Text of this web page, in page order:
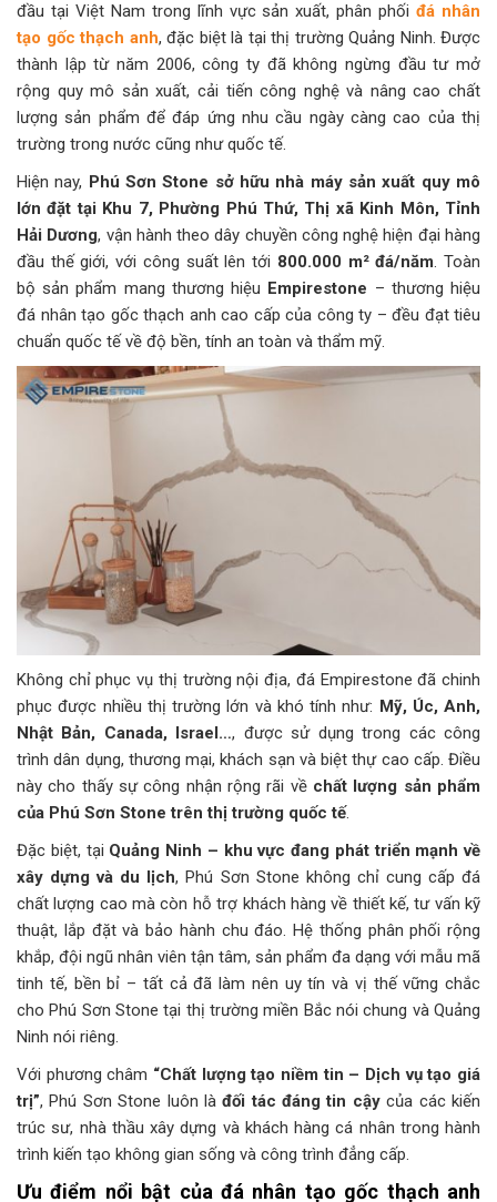
đầu tại Việt Nam trong lĩnh vực sản xuất, phân phốiđá nhân
tạo gốc thạch anh, đặc biệt là tại thị trường Quảng Ninh. Được
thành lập từ năm 2006, công ty đã không ngừng đầu tư mở
rộng quy mô sản xuất, cải tiến công nghệ và nâng cao chất
lượng sản phẩm để đáp ứng nhu cầu ngày càng cao của thị
trường trong nước cũng như quốc tế.
Hiện nay, Phú Sơn Stone sở hữu nhà máy sản xuất quy mô
lớn đặt tại Khu 7, Phường Phú Thứ, Thị xã Kinh Môn, Tỉnh
Hải Dương, vận hành theo dây chuyền công nghệ hiện đại hàng
đầu thế giới, với công suất lên tới 800.000 m² đá/năm. Toàn
bộ sản phẩm mang thương hiệu Empirestone – thương hiệu
đá nhân tạo gốc thạch anh cao cấp của công ty – đều đạt tiêu
chuẩn quốc tế về độ bền, tính an toàn và thẩm mỹ.
Không chỉ phục vụ thị trường nội địa, đá Empirestone đã chinh
phục được nhiều thị trường lớn và khó tính như: Mỹ, Úc, Anh,
Nhật Bản, Canada, Israel…, được sử dụng trong các công
trình dân dụng, thương mại, khách sạn và biệt thự cao cấp. Điều
này cho thấy sự công nhận rộng rãi về chất lượng sản phẩm
của Phú Sơn Stone trên thị trường quốc tế.
Đặc biệt, tại Quảng Ninh – khu vực đang phát triển mạnh về
xây dựng và du lịch, Phú Sơn Stone không chỉ cung cấp đá
chất lượng cao mà còn hỗ trợ khách hàng về thiết kế, tư vấn kỹ
thuật, lắp đặt và bảo hành chu đáo. Hệ thống phân phối rộng
khắp, đội ngũ nhân viên tận tâm, sản phẩm đa dạng với mẫu mã
tinh tế, bền bỉ – tất cả đã làm nên uy tín và vị thế vững chắc
cho Phú Sơn Stone tại thị trường miền Bắc nói chung và Quảng
Ninh nói riêng.
Với phương châm “Chất lượng tạo niềm tin – Dịch vụ tạo giá
trị”, Phú Sơn Stone luôn làđối tác đáng tin cậycủa các kiến
trúc sư, nhà thầu xây dựng và khách hàng cá nhân trong hành
trình kiến tạo không gian sống và công trình đẳng cấp.
Ưu điểm nổi bật của đá nhân tạo gốc thạch anh